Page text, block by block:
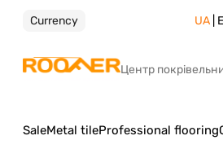
Currency UA|
Центр
SaleMetal tileProfessional flooring